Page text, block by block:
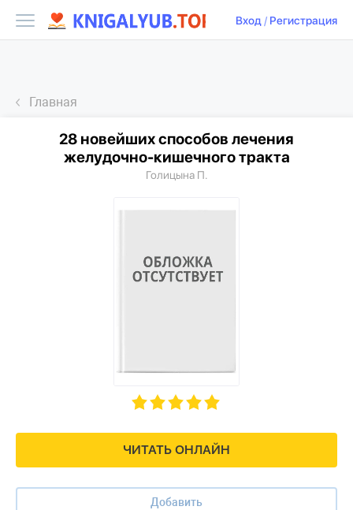
Вход/ Регистрация
Главная
ЧИТАТЬ ОНЛАЙН
Добавить
28 новейших способов лечения
желудочно-кишечного тракта
Голицына П.